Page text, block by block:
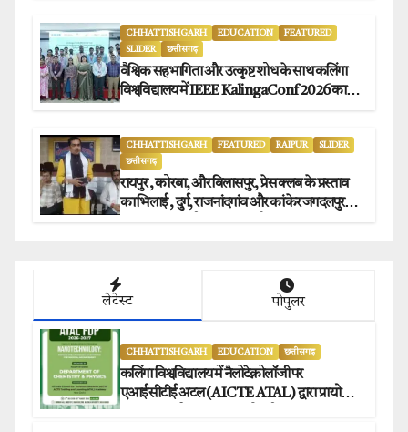
CHHATTISHGARH EDUCATION
FEATURED
SLIDER
छत्तीसगढ़
वैश्विक सहभागिता और उत्कृष्ट शोध के साथ कलिंगा
विश्वविद्यालय में IEEE KalingaConf 2026 का
CHHATTISHGARH FEATURED RAIPUR
SLIDER
छत्तीसगढ़
रायपुर , कोरबा, और बिलासपुर, प्रेस क्लब के प्रस्ताव
का भिलाई , दुर्ग, राजनांदगांव और कांकेर जगदलपुर
लेटेस्ट पोपुलर
CHHATTISHGARH EDUCATION छत्तीसगढ़
कलिंगा विश्वविद्यालय में नैलोटेक्नोलॉजी पर
एआईसीटीई अटल (AICTE ATAL) द्वारा प्रायोजित